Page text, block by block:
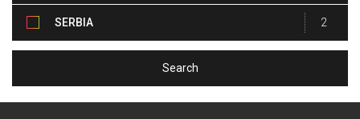
SERBIA 2